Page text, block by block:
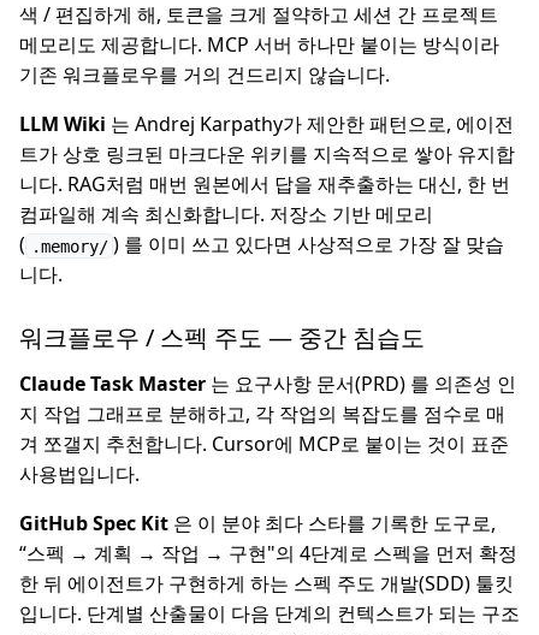
색 / 편집하게 해, 토큰을 크게 절약하고 세션 간 프로젝트
메모리도 제공합니다. MCP 서버 하나만 붙이는 방식이라
기존 워크플로우를 거의 건드리지 않습니다.
LLM Wiki 는 Andrej Karpathy가 제안한 패턴으로, 에이전
트가 상호 링크된 마크다운 위키를 지속적으로 쌓아 유지합
니다. RAG처럼 매번 원본에서 답을 재추출하는 대신, 한 번
컴파일해 계속 최신화합니다. 저장소 기반 메모리
( .memory/ ) 를 이미 쓰고 있다면 사상적으로 가장 잘 맞습
니다.
워크플로우 / 스펙 주도 — 중간 침습도
Claude Task Master 는 요구사항 문서(PRD) 를 의존성 인
지 작업 그래프로 분해하고, 각 작업의 복잡도를 점수로 매
겨 쪼갤지 추천합니다. Cursor에 MCP로 붙이는 것이 표준
사용법입니다.
GitHub Spec Kit 은 이 분야 최다 스타를 기록한 도구로,
“스펙 → 계획 → 작업 → 구현"의 4단계로 스펙을 먼저 확정
한 뒤 에이전트가 구현하게 하는 스펙 주도 개발(SDD) 툴킷
입니다. 단계별 산출물이 다음 단계의 컨텍스트가 되는 구조